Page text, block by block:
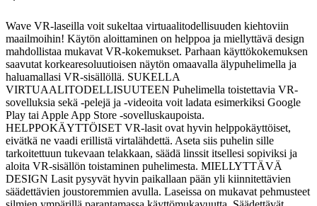
Wave VR-laseilla voit sukeltaa virtuaalitodellisuuden kiehtoviin
maailmoihin! Käytön aloittaminen on helppoa ja miellyttävä design
mahdollistaa mukavat VR-kokemukset. Parhaan käyttökokemuksen
saavutat korkearesoluutioisen näytön omaavalla älypuhelimella ja
haluamallasi VR-sisällöllä. SUKELLA
VIRTUAALITODELLISUUTEEN Puhelimella toistettavia VR-
sovelluksia sekä -pelejä ja -videoita voit ladata esimerkiksi Google
Play tai Apple App Store -sovelluskaupoista.
HELPPOKÄYTTÖISET VR-lasit ovat hyvin helppokäyttöiset,
eivätkä ne vaadi erillistä virtalähdettä. Aseta siis puhelin sille
tarkoitettuun tukevaan telakkaan, säädä linssit itsellesi sopiviksi ja
aloita VR-sisällön toistaminen puhelimesta. MIELLYTTÄVÄ
DESIGN Lasit pysyvät hyvin paikallaan pään yli kiinnitettävien
säädettävien joustoremmien avulla. Laseissa on mukavat pehmusteet